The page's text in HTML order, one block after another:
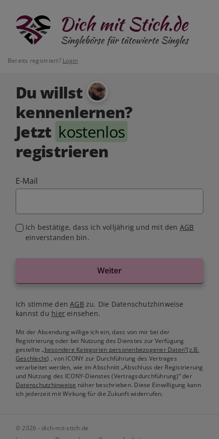
Bereits registriert? Login
Du willst
kennenlernen?
Jetzt kostenlos
registrieren
E-Mail
Ich bestätige, dass ich volljährig und mit den AGB
einverstanden bin.
Weiter
Ich stimme denAGB zu. Die Datenschutzhinweise
kannst du hiereinsehen.
Mit der Absendung willige ich ein, dass von mir bei der
Registrierung oder bei Nutzung des Dienstes zur Verfügung
gestellte„besondere Kategorien personenbezogener Daten“(z.B.
Geschlecht) , von ICONY zur Durchführung des Vertrages
verarbeitet werden, wie im Abschnitt „Abschluss der Registrierung
und Nutzung des ICONY-Dienstes (Vertragsdurchführung)“ der
Datenschutzhinweise näher beschrieben. Diese Einwilligung kann
ich jederzeit mit Wirkung für die Zukunft widerrufen.
© 2026 - dich-mit-stich.de